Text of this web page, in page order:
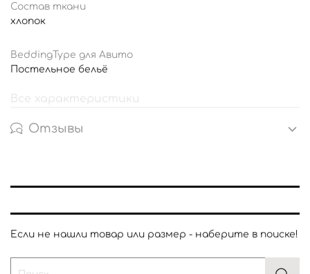
Состав ткани
хлопок
BeddingType для Авито
Постельное бельё
Все характеристики
Отзывы
Если не нашли товар или размер - наберите в поиске!